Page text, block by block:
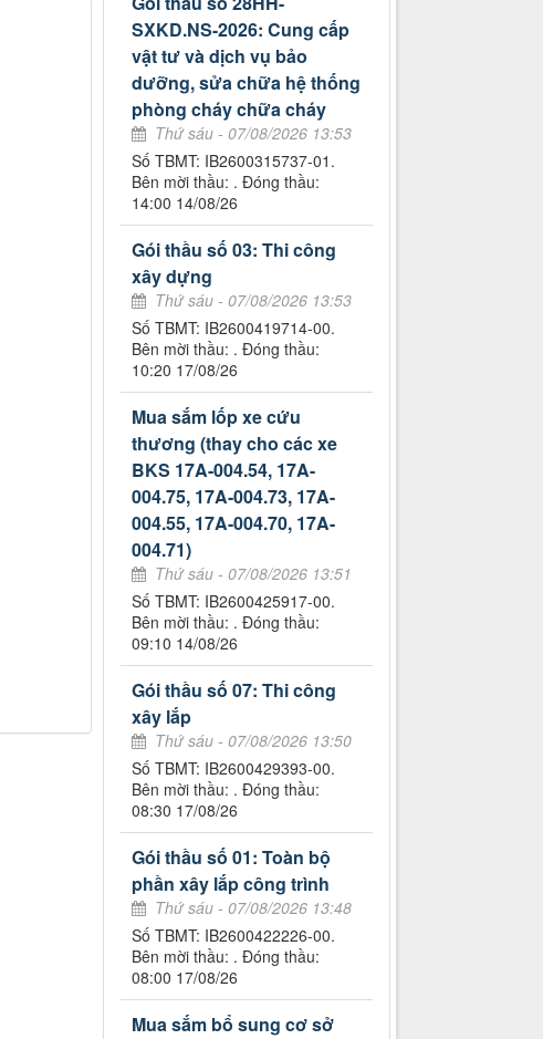
SXKD.NS-2026: Cung cấp
vật tư và dịch vụ bảo
dưỡng, sửa chữa hệ thống
phòng cháy chữa cháy
Thứ sáu - 07/08/2026 13:53
Số TBMT: IB2600315737-01.
Bên mời thầu: . Đóng thầu:
14:00 14/08/26
Gói thầu số 03: Thi công
xây dựng
Thứ sáu - 07/08/2026 13:53
Số TBMT: IB2600419714-00.
Bên mời thầu: . Đóng thầu:
10:20 17/08/26
Mua sắm lốp xe cứu
thương (thay cho các xe
BKS 17A-004.54, 17A-
004.75, 17A-004.73, 17A-
004.55, 17A-004.70, 17A-
004.71)
Thứ sáu - 07/08/2026 13:51
Số TBMT: IB2600425917-00.
Bên mời thầu: . Đóng thầu:
09:10 14/08/26
Gói thầu số 07: Thi công
xây lắp
Thứ sáu - 07/08/2026 13:50
Số TBMT: IB2600429393-00.
Bên mời thầu: . Đóng thầu:
08:30 17/08/26
Gói thầu số 01: Toàn bộ
phần xây lắp công trình
Thứ sáu - 07/08/2026 13:48
Số TBMT: IB2600422226-00.
Bên mời thầu: . Đóng thầu:
08:00 17/08/26
Mua sắm bổ sung cơ sở